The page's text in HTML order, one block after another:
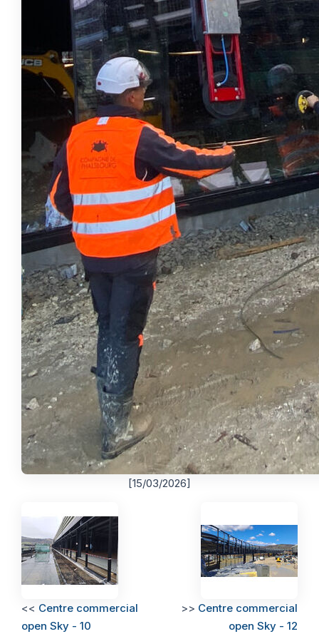
[15/03/2026]
<< Centre commercial
open Sky - 10
>> Centre commercial
open Sky - 12